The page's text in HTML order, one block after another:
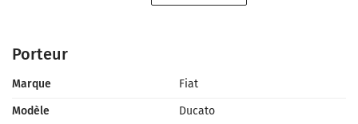
Porteur
Marque
Fiat
Modèle
Ducato